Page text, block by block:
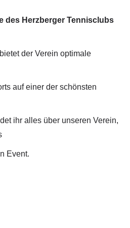
des Herzberger Tennisclubs
der Verein optimale
auf einer der schönsten
ihr alles über unseren Verein,
Event.